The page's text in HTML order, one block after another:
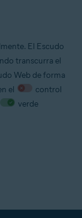
El Escudo
transcurra el
Web de forma
el
control
verde